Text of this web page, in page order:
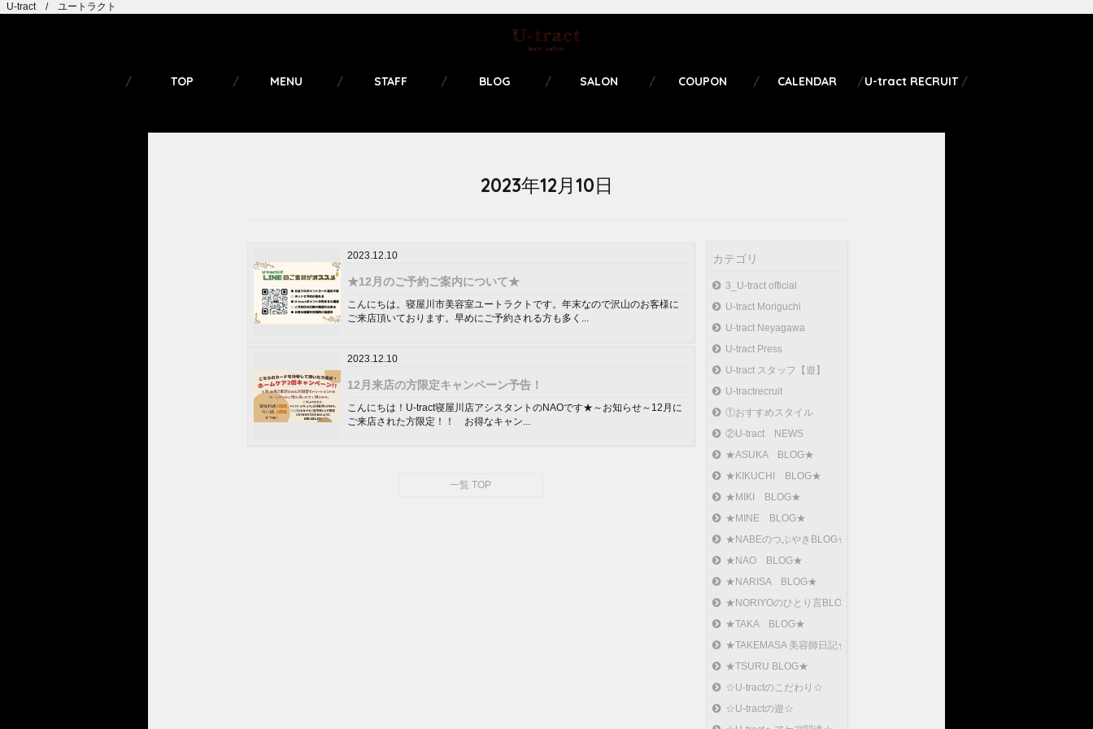
U-tract / ユートラクト
TOP MENU STAFF BLOG SALON COUPON CALENDAR U-tract RECRUIT
2023年12月10日
2023.12.10
★12月のご予約ご案内について★
こんにちは。寝屋川市美容室ユートラクトです。年末なので沢山のお客様に
ご来店頂いております。早めにご予約される方も多く...
2023.12.10
12月来店の方限定キャンペーン予告！
こんにちは！U-tract寝屋川店アシスタントのNAOです★～お知らせ～12月に
ご来店された方限定！！ お得なキャン...
一覧 TOP
カテゴリ
3_U-tract official
U-tract Moriguchi
U-tract Neyagawa
U-tract Press
U-tract スタッフ【遊】
U-tractrecruit
①おすすめスタイル
②U-tract NEWS
★ASUKA BLOG★
★KIKUCHI BLOG★
★MIKI BLOG★
★MINE BLOG★
★NABEのつぶやきBLOG★
★NAO BLOG★
★NARISA BLOG★
★NORIYOのひとり言BLOG
★TAKA BLOG★
★TAKEMASA 美容師日記★
★TSURU BLOG★
☆U-tractのこだわり☆
☆U-tractの遊☆